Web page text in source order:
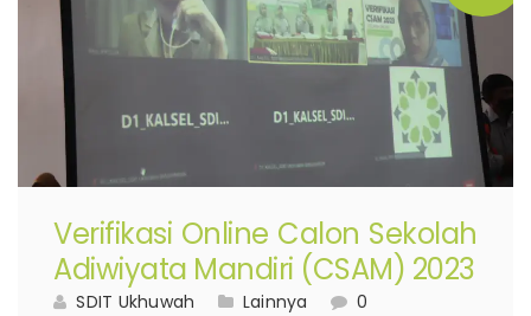
Verifikasi Online Calon Sekolah
Adiwiyata Mandiri (CSAM) 2023
SDIT Ukhuwah Lainnya 0